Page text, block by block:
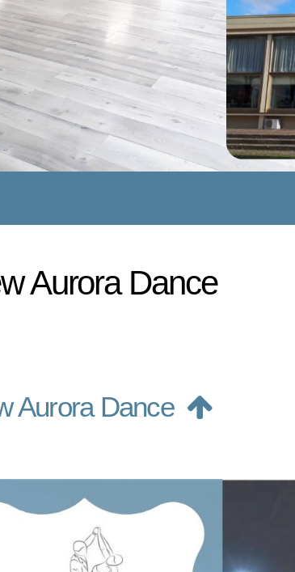
Aurora Dance
Aurora Dance